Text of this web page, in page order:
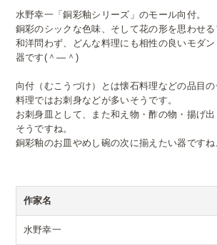
水野幸一「銅彩釉シリーズ」のモール向付。
銅彩のシックな色味、そして花の形を思わせる
和洋問わず、どんな料理にも相性の良いモダ
器です(＾―＾)
向付（むこうづけ）とは懐石料理などの品目
料理ではお刺身などが多いそうです。
お刺身皿として、また和え物・酢の物・揚げ出
そうですね。
銅彩釉のお皿やめし碗の次に揃えたい器ですね
作家名
水野幸一